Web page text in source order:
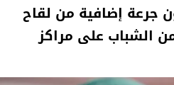
جرعة إضافية من لقاح
الشباب على مراكز